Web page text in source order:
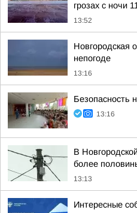
грозах с ночи
13:52
Новгородская
непогоде
13:16
Безопасность
13:16
В
более
13:13
Интересные